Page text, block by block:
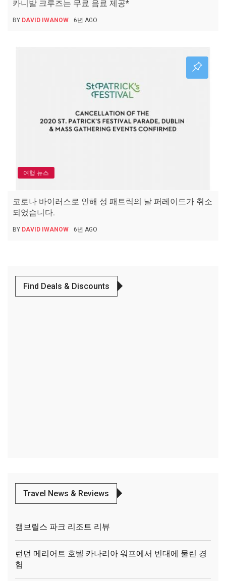
카니발 크루즈는 무료 음료 제공*
BY DAVID IWANOW 6년 AGO
여행 뉴스
코로나 바이러스로 인해 성 패트릭의 날 퍼레이드가 취소
되었습니다.
BY DAVID IWANOW 6년 AGO
Find Deals & Discounts
Travel News & Reviews
캠브릴스 파크 리조트 리뷰
런던 메리어트 호텔 카나리아 워프에서 빈대에 물린 경
험